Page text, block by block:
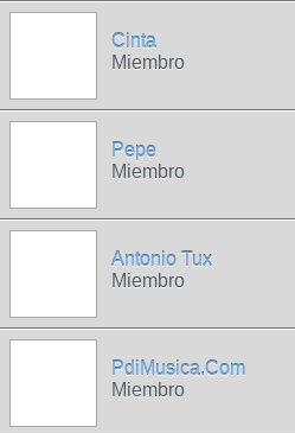
Cinta
Miembro
Pepe
Miembro
Antonio Tux
Miembro
PdiMusica.Com
Miembro